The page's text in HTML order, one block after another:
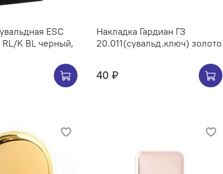
ESC
K BL черный,
Накладка Гардиан ГЗ
20.011(сувальд.ключ) золото
40 ₽